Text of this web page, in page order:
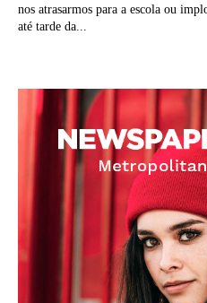
nos atrasarmos para a escola ou
até tarde da...